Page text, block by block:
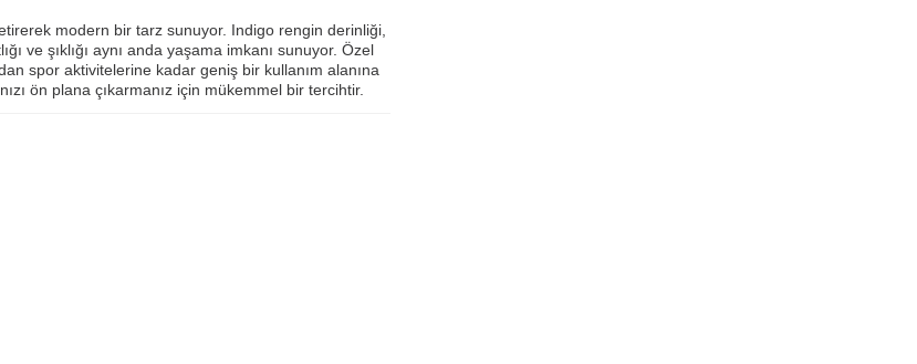
modern bir tarz sunuyor. Indigo rengin derinliği,
ve şıklığı aynı anda yaşama imkanı sunuyor. Özel
spor aktivitelerine kadar geniş bir kullanım alanına
ön plana çıkarmanız için mükemmel bir tercihtir.